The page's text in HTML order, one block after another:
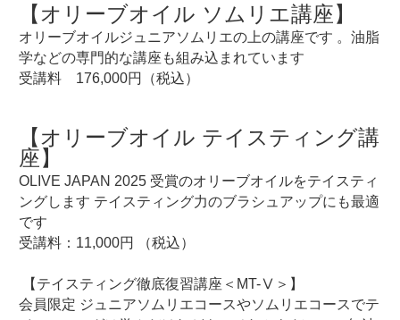
【オリーブオイル ソムリエ講座】
オリーブオイルジュニアソムリエの上の講座です 。油脂
学などの専門的な講座も組み込まれています
受講料　176,000円（税込）
【オリーブオイル テイスティング講
OLIVE JAPAN 2025 受賞のオリーブオイルをテイスティ
ングします テイスティング力のブラシュアップにも最適
です
受講料：11,000円 （税込）
会員限定 ジュニアソムリエコースやソムリエコースでテ